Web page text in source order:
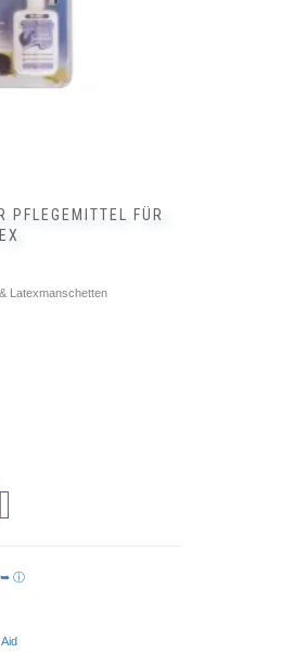
PFLEGEMITTEL FÜR
Latexmanschetten
➥ ⓘ